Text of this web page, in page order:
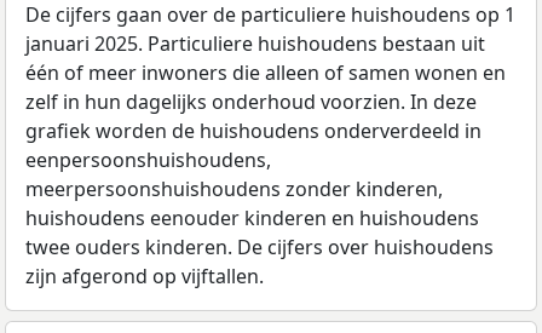
De cijfers gaan over de particuliere huishoudens op 1
januari 2025. Particuliere huishoudens bestaan uit
één of meer inwoners die alleen of samen wonen en
zelf in hun dagelijks onderhoud voorzien. In deze
grafiek worden de huishoudens onderverdeeld in
eenpersoonshuishoudens,
meerpersoonshuishoudens zonder kinderen,
huishoudens eenouder kinderen en huishoudens
twee ouders kinderen. De cijfers over huishoudens
zijn afgerond op vijftallen.